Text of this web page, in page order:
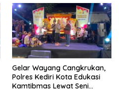
Gelar Wayang Cangkrukan,
Polres Kediri Kota Edukasi
Kamtibmas Lewat Seni